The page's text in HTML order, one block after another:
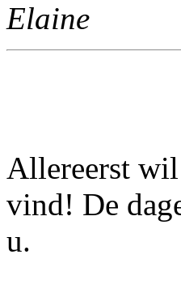
Elaine
Allereerst
vind! De
u.